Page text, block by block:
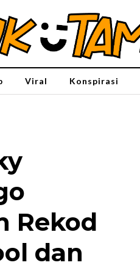
Viral Konspirasi
Rekod
dan